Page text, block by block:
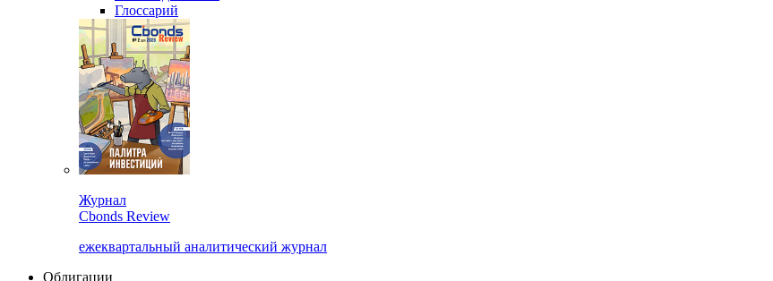
Research Hub
Сбондс-ТВ
Cbonds для СМИ
Глоссарий
Журнал
Cbonds Review